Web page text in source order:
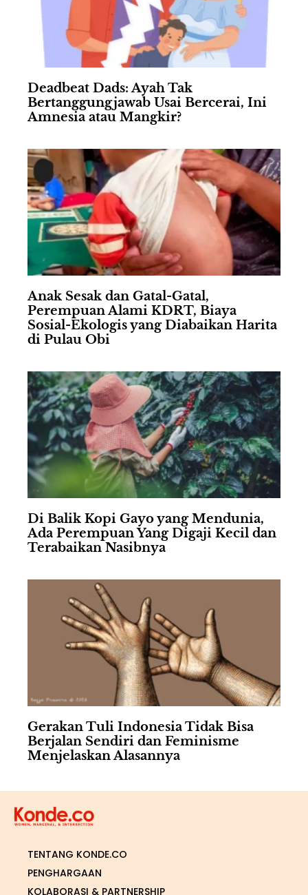
Deadbeat Dads: Ayah Tak
Bertanggungjawab Usai Bercerai, Ini
Amnesia atau Mangkir?
Anak Sesak dan Gatal-Gatal,
Perempuan Alami KDRT, Biaya
Sosial-Ekologis yang Diabaikan Harita
di Pulau Obi
Di Balik Kopi Gayo yang Mendunia,
Ada Perempuan Yang Digaji Kecil dan
Terabaikan Nasibnya
Gerakan Tuli Indonesia Tidak Bisa
Berjalan Sendiri dan Feminisme
Menjelaskan Alasannya
TENTANG KONDE.CO
PENGHARGAAN
KOLABORASI & PARTNERSHIP